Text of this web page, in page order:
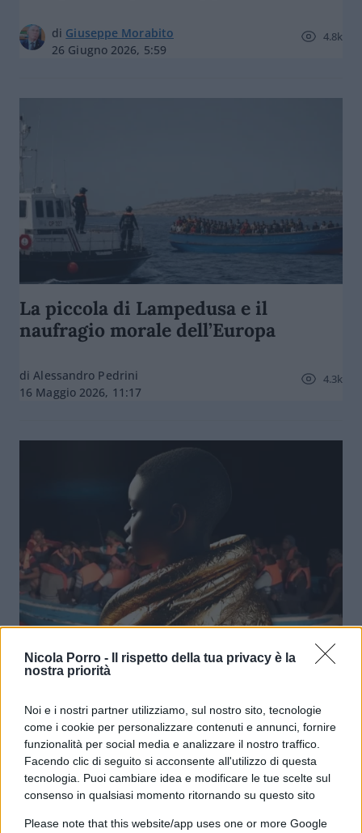
Nicola Porro -
Il rispetto della tua privacy è la
nostra priorità
Noi e i nostri partner utilizziamo, sul nostro sito, tecnologie
come i cookie per personalizzare contenuti e annunci, fornire
funzionalità per social media e analizzare il nostro traffico.
Facendo clic di seguito si acconsente all'utilizzo di questa
tecnologia. Puoi cambiare idea e modificare le tue scelte sul
consenso in qualsiasi momento ritornando su questo sito
Please note that this website/app uses one or more Google
di Giuseppe Morabito
26 Giugno 2026, 5:59
4.8k
La piccola di Lampedusa e il
naufragio morale dell’Europa
di Alessandro Pedrini
16 Maggio 2026, 11:17
4.3k
“Non era in ipotermia”. La bimba e i
3 giorni in mare: cosa non torna
di Franco Lodige
12 Dicembre 2024, 14:11
51.9k